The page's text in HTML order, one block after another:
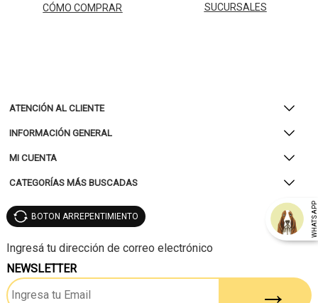
CÓMO COMPRAR SUCURSALES
ATENCIÓN AL CLIENTE
INFORMACIÓN GENERAL
MI CUENTA
CATEGORÍAS MÁS BUSCADAS
WHATSAPP
BOTON ARREPENTIMIENTO
NEWSLETTER